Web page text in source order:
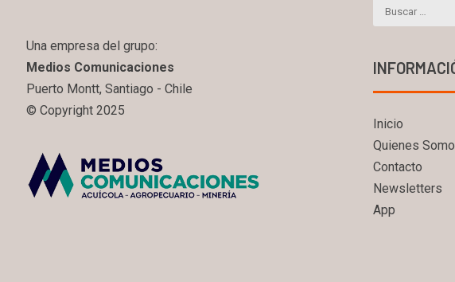
Una empresa del grupo:
Medios Comunicaciones
Puerto Montt, Santiago - Chile
© Copyright 2025
Inicio
Quienes
Contacto
Newsletters
App